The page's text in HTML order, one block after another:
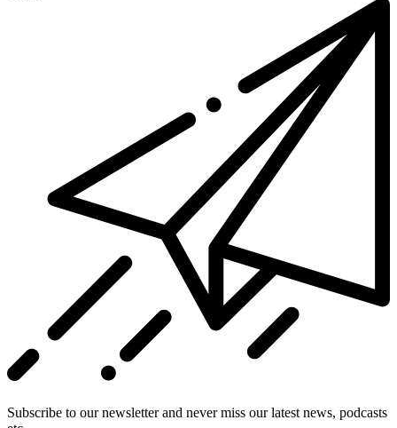
Subscribe to our newsletter and never miss our latest news, podcasts